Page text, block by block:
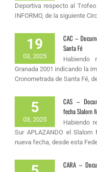
Deportiva respecto al
INFORMO, de la siguiente
19
03, 2025
CAC –
Santa Fé
Habiendo
Granada 2001 indicando la
Cronometrada de Santa Fé,
5
03, 2025
CAS –
fecha Slalom
Habiendo
Sur APLAZANDO el
nueva fecha, desde esta
CARA –